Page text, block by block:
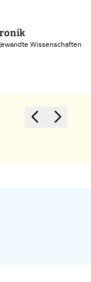
Wissenschaften